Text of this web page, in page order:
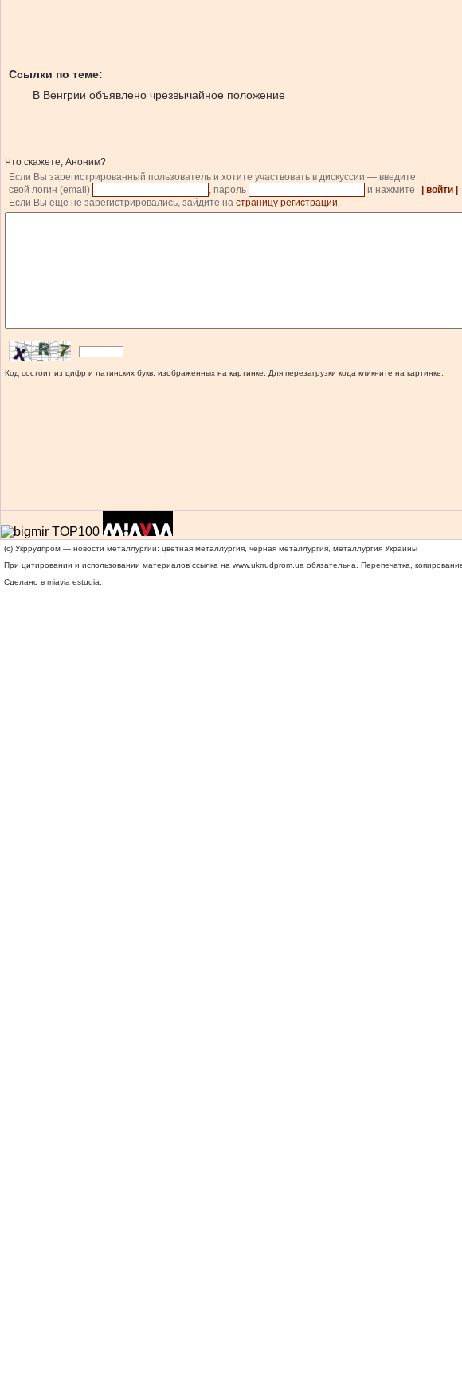
Ссылки по теме:
В Венгрии объявлено чрезвычайное положение
Что скажете, Аноним?
Если Вы зарегистрированный пользователь и хотите участвовать в дискуссии — введите
свой логин (email)
, пароль и нажмите | войти |
Если Вы еще не зарегистрировались, зайдите на страницу регистрации.
Код состоит из цифр и латинских букв, изображенных на картинке. Для перезагрузки кода кликните на картинке.
(c) Укррудпром — новости металлургии: цветная металлургия, черная металлургия, металлургия Украины
При цитировании и использовании материалов ссылка на www.ukrrudprom.ua обязательна. Перепечатка,
Сделано в miavia estudia.